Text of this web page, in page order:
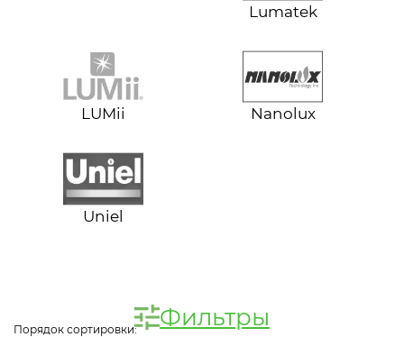
Lumatek
LUMii Nanolux
Uniel
Фильтры
Порядок сортировки: